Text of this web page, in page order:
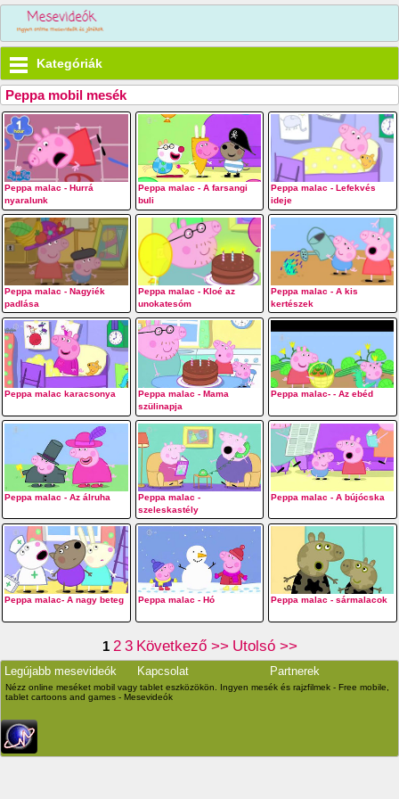
Kategóriák
Peppa mobil mesék
Peppa malac - Hurrá
nyaralunk
Peppa malac - A farsangi
buli
Peppa malac - Lefekvés
ideje
Peppa malac - Nagyiék
padlása
Peppa malac - Kloé az
unokatesóm
Peppa malac - A kis
kertészek
Peppa malac karacsonya
Peppa malac - Mama
szülinapja
Peppa malac- - Az ebéd
Peppa malac - Az álruha
Peppa malac -
szeleskastély
Peppa malac - A bújócska
Peppa malac- A nagy beteg Peppa malac - Hó Peppa malac - sármalacok
1 2 3 Következő >> Utolsó >>
Legújabb mesevideók Kapcsolat Partnerek
Nézz online meséket mobil vagy tablet eszközökön. Ingyen mesék és rajzfilmek - Free mobile,
tablet cartoons and games - Mesevideók